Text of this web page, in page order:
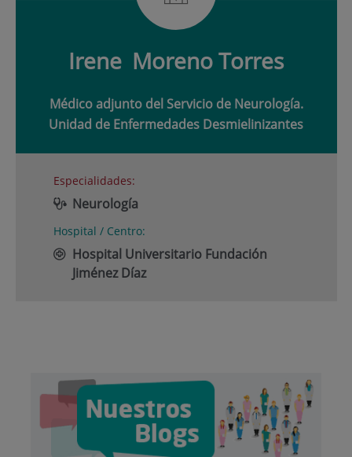
Irene Moreno Torres
Médico adjunto del Servicio de Neurología.
Unidad de Enfermedades Desmielinizantes
Especialidades:
Neurología
Hospital / Centro:
Hospital Universitario Fundación
Jiménez Díaz